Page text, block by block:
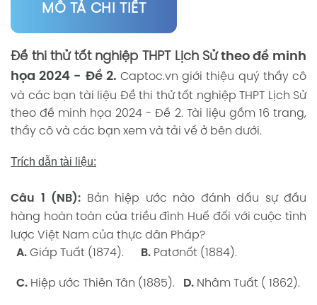
MÔ TẢ CHI TIẾT
Đề thi thử tốt nghiệp THPT Lịch Sửtheo đề minh
họa 2024 - Đề 2. Captoc.vn giới thiệu quý thầy cô
và các bạn tài liệu Đề thi thử tốt nghiệp THPT Lịch Sử
theo đề minh họa 2024 - Đề 2. Tài liệu gồm 16 trang,
thầy cô và các bạn xem và tải về ở bên dưới.
Trích dẫn tài liệu:
Câu 1 (NB):
Bản hiệp ước nào đánh dấu sự đầu
hàng hoàn toàn của triều đình Huế đối với cuộc tình
lược Việt Nam của thực dân Pháp?
A. Giáp Tuất (1874). B. Patơnốt (1884).
C. Hiệp ước Thiên Tân (1885). D. Nhâm Tuất ( 1862).